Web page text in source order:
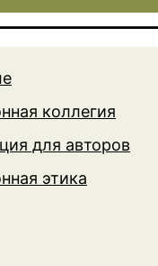
коллегия
для авторов
этика